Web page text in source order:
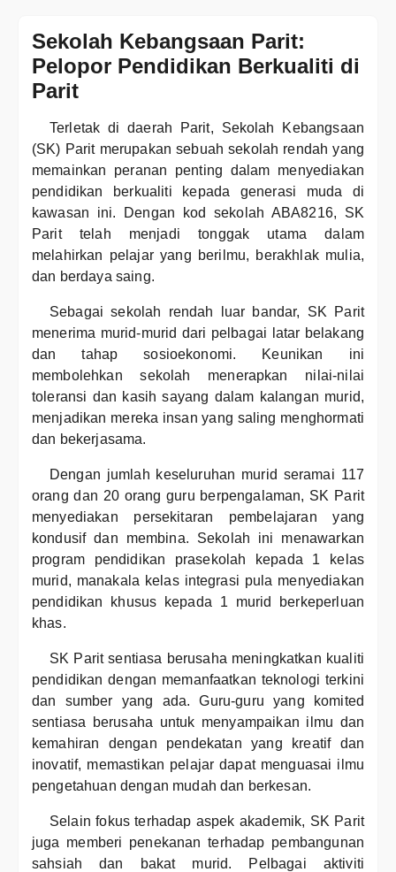
Sekolah Kebangsaan Parit:
Pelopor Pendidikan Berkualiti di
Parit
Terletak di daerah Parit, Sekolah Kebangsaan
(SK) Parit merupakan sebuah sekolah rendah yang
memainkan peranan penting dalam menyediakan
pendidikan berkualiti kepada generasi muda di
kawasan ini. Dengan kod sekolah ABA8216, SK
Parit telah menjadi tonggak utama dalam
melahirkan pelajar yang berilmu, berakhlak mulia,
dan berdaya saing.
Sebagai sekolah rendah luar bandar, SK Parit
menerima murid-murid dari pelbagai latar belakang
dan tahap sosioekonomi. Keunikan ini
membolehkan sekolah menerapkan nilai-nilai
toleransi dan kasih sayang dalam kalangan murid,
menjadikan mereka insan yang saling menghormati
dan bekerjasama.
Dengan jumlah keseluruhan murid seramai 117
orang dan 20 orang guru berpengalaman, SK Parit
menyediakan persekitaran pembelajaran yang
kondusif dan membina. Sekolah ini menawarkan
program pendidikan prasekolah kepada 1 kelas
murid, manakala kelas integrasi pula menyediakan
pendidikan khusus kepada 1 murid berkeperluan
khas.
SK Parit sentiasa berusaha meningkatkan kualiti
pendidikan dengan memanfaatkan teknologi terkini
dan sumber yang ada. Guru-guru yang komited
sentiasa berusaha untuk menyampaikan ilmu dan
kemahiran dengan pendekatan yang kreatif dan
inovatif, memastikan pelajar dapat menguasai ilmu
pengetahuan dengan mudah dan berkesan.
Selain fokus terhadap aspek akademik, SK Parit
juga memberi penekanan terhadap pembangunan
sahsiah dan bakat murid. Pelbagai aktiviti